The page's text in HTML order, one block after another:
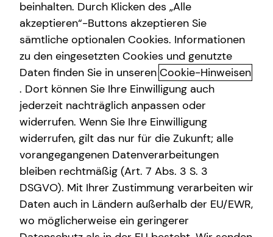
Betriebliche Altersvorsorge
Spezialisten-Netzwerk
Gewerbliche Versicherungen
Jerome Hellerberg kennenlernen
in Bochum
Herzlichen Glückwunsch!
Wenn du hier gelandet bist, hast du bereits einen großen
Schritt voraus gemacht. Du hast dich aus einem guten
Grund mit Finanzen und Geldanlage beschäftigt – und
das ist heute alles andere als selbstverständlich. Viele
Menschen vermeiden dieses Thema: aus Skepsis, aus
Angst vor der vermeintlichen Komplexität oder einfach,
weil Geld ausgeben oft mehr Spaß macht als Geld zu
sparen. Doch finanzielle Ziele und Träume warten nicht –
sie müssen aktiv geplant werden.
beinhalten. Durch Klicken des „Alle
akzeptieren“-Buttons akzeptieren Sie
sämtliche optionalen Cookies. Informationen
zu den eingesetzten Cookies und genutzte
Daten finden Sie in unseren Cookie-Hinweisen
. Dort können Sie Ihre Einwilligung auch
jederzeit nachträglich anpassen oder
widerrufen. Wenn Sie Ihre Einwilligung
widerrufen, gilt das nur für die Zukunft; alle
vorangegangenen Datenverarbeitungen
bleiben rechtmäßig (Art. 7 Abs. 3 S. 3
DSGVO). Mit Ihrer Zustimmung verarbeiten wir
Daten auch in Ländern außerhalb der EU/EWR,
wo möglicherweise ein geringerer